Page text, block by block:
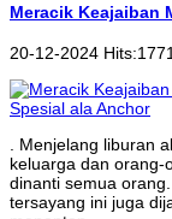
Meracik Keajaiban
20-12-2024 Hits:1771
. Menjelang liburan
keluarga dan orang-
dinanti semua
tersayang ini juga